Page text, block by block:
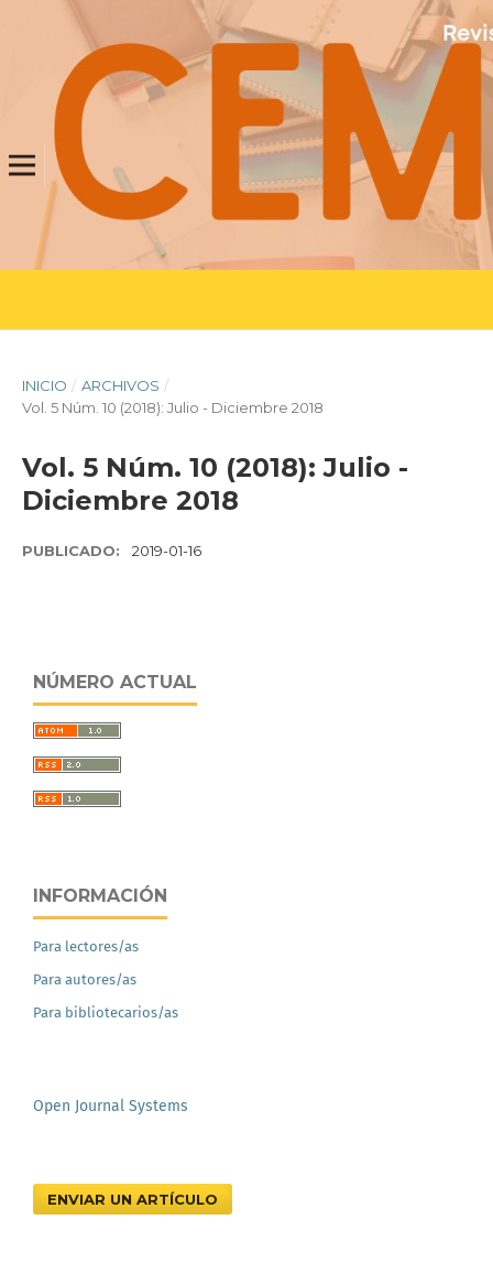
INICIO / ARCHIVOS /
Vol. 5 Núm. 10 (2018): Julio - Diciembre 2018
Vol. 5 Núm. 10 (2018): Julio -
Diciembre 2018
PUBLICADO: 2019-01-16
NÚMERO ACTUAL
INFORMACIÓN
Para lectores/as
Para autores/as
Para bibliotecarios/as
Open Journal Systems
ENVIAR UN ARTÍCULO